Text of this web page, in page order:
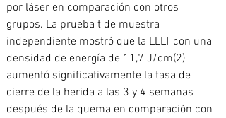
por láser en comparación con otros
grupos. La prueba t de muestra
independiente mostró que la LLLT con una
densidad de energía de 11,7 J/cm(2)
aumentó significativamente la tasa de
cierre de la herida a las 3 y 4 semanas
después de la quema en comparación con